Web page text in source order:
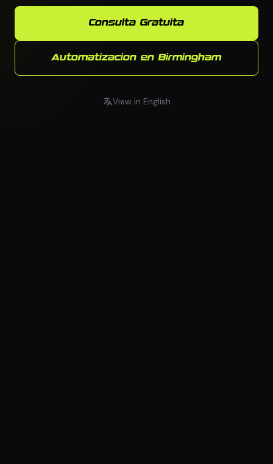
Consulta Gratuita
Automatizacion en Birmingham
View in English